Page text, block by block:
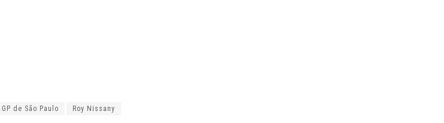
GP de São Paulo Roy Nissany